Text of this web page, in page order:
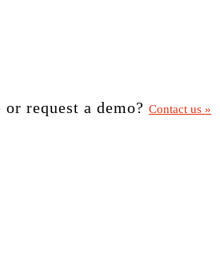
request a demo? Contact us »